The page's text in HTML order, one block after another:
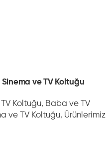
Sinema ve TV Koltuğu
Koltuğu, Baba ve TV
ve TV Koltuğu, Ürünlerimiz